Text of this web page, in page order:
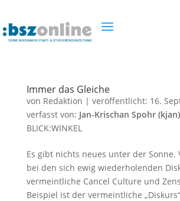
Immer das Gleiche
von Redaktion | veröffentlicht: 16.
verfasst von: Jan-Krischan Spohr (kjan)
BLICK:WINKEL
Es gibt nichts neues unter der Sonne.
bei den sich ewig wiederholenden
vermeintliche Cancel Culture und
Beispiel ist der vermeintliche